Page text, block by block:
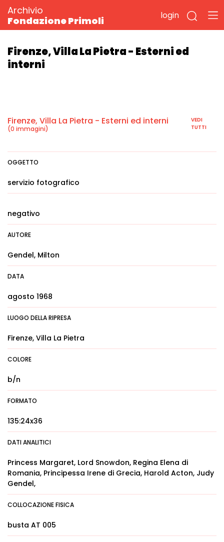
Archivio
Fondazione Primoli
login
Firenze, Villa La Pietra - Esterni ed
interni
Firenze, Villa La Pietra - Esterni ed interni
(0 immagini)
VEDI
TUTTI
OGGETTO
servizio fotografico
negativo
AUTORE
Gendel, Milton
DATA
agosto 1968
LUOGO DELLA RIPRESA
Firenze, Villa La Pietra
COLORE
b/n
FORMATO
135:24x36
DATI ANALITICI
Princess Margaret, Lord Snowdon, Regina Elena di
Romania, Principessa Irene di Grecia, Harold Acton, Judy
Gendel,
COLLOCAZIONE FISICA
busta AT 005